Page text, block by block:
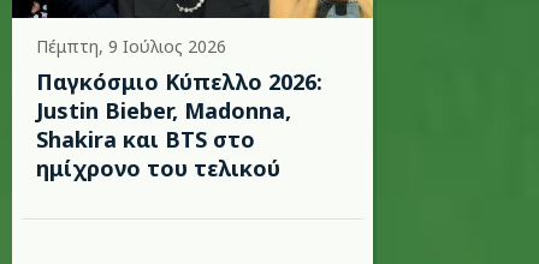
Πέμπτη, 9 Ιούλιος 2026
Παγκόσμιο Κύπελλο 2026:
Justin Bieber, Madonna,
Shakira και BTS στο
ημίχρονο του τελικού